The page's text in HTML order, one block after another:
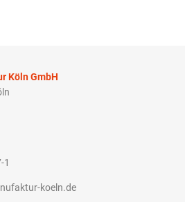
Köln GmbH
1
koeln.de